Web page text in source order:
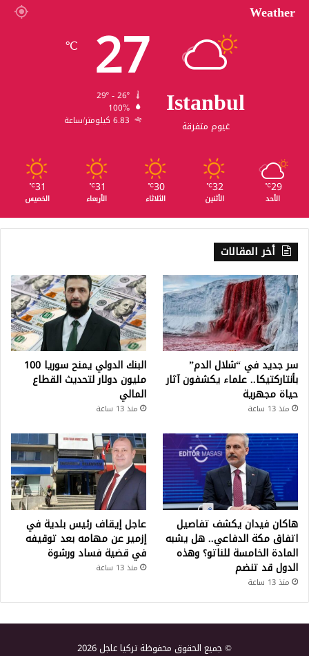
Weather
Istanbul
غيوم متفرقة
27
℃
100%
6.83 كيلومتر/ساعة
29
℃
الأحد
32
℃
الأثنين
30
℃
الثلاثاء
31
℃
الأربعاء
31
℃
الخميس
أخر المقالات
سر جديد في “شلال الدم”
بأنتاركتيكا.. علماء يكشفون آثار
حياة مجهرية
منذ 13 ساعة
البنك الدولي يمنح سوريا 100
مليون دولار لتحديث القطاع
المالي
منذ 13 ساعة
هاكان فيدان يكشف تفاصيل
اتفاق مكة الدفاعي.. هل يشبه
المادة الخامسة للناتو؟ وهذه
الدول قد تنضم
منذ 13 ساعة
عاجل إيقاف رئيس بلدية في
إزمير عن مهامه بعد توقيفه
في قضية فساد ورشوة
منذ 13 ساعة
© جميع الحقوق محفوظة تركيا عاجل 2026